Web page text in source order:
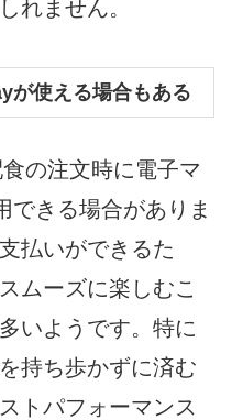
れません。
が使える場合もある
の注文時に電子マ
できる場合がありま
払いができるた
ムーズに楽しむこ
いようです。特に
持ち歩かずに済む
トパフォーマンス